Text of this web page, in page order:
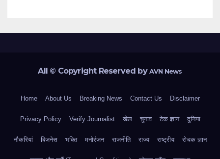
All © Copyright Reserved byAVN News
Home About Us Breaking News Contact Us Disclaimer
Privacy Policy Verify Journalist खेल चुनाव टेक ज्ञान दुनिया
नौकरियां बिजनेस भक्ति मनोरंजन राजनीति राज्य राष्ट्रीय रोचक ज्ञान